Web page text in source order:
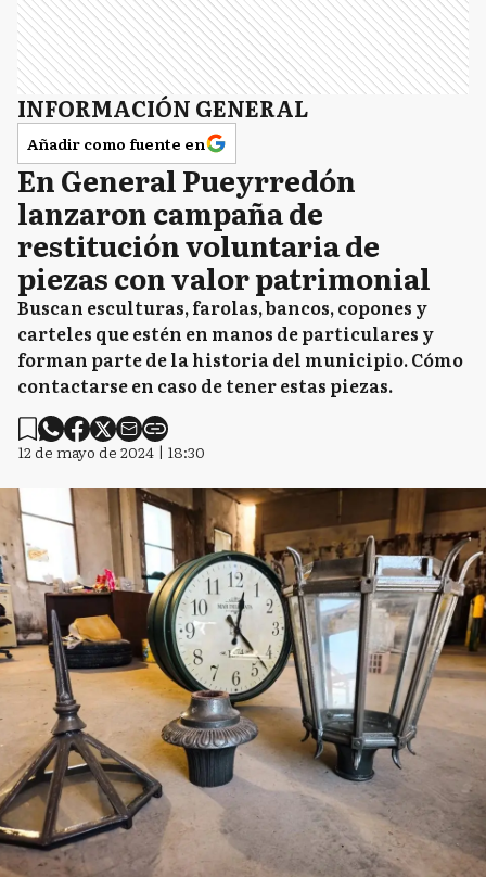
INFORMACIÓN GENERAL
Añadir como fuente en
En General Pueyrredón
lanzaron campaña de
restitución voluntaria de
piezas con valor patrimonial
Buscan esculturas, farolas, bancos, copones y
carteles que estén en manos de particulares y
forman parte de la historia del municipio. Cómo
contactarse en caso de tener estas piezas.
12 de mayo de 2024 | 18:30